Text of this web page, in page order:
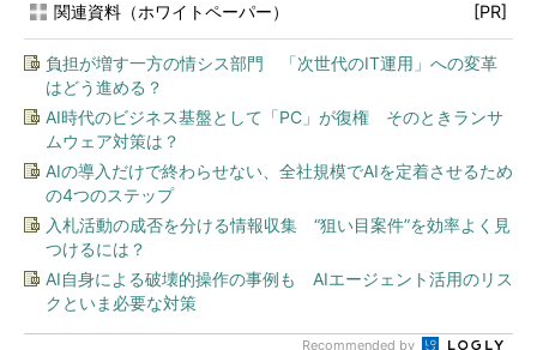
関連資料（ホワイトペーパー） [PR]
負担が増す一方の情シス部門 「次世代のIT運用」への変革
はどう進める？
AI時代のビジネス基盤として「PC」が復権 そのときランサ
ムウェア対策は？
AIの導入だけで終わらせない、全社規模でAIを定着させるため
の4つのステップ
入札活動の成否を分ける情報収集 “狙い目案件”を効率よく見
つけるには？
AI自身による破壊的操作の事例も AIエージェント活用のリス
クといま必要な対策
Recommended by